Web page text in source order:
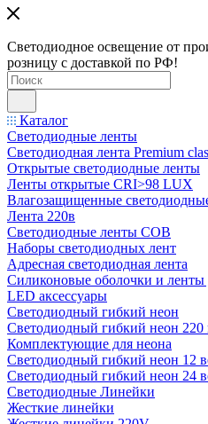
Светодиодное освещение от
розницу с доставкой по РФ!
Каталог
Светодиодные ленты
Светодиодная лента Premium
Открытые светодиодные ленты
Ленты открытые CRI>98 LUX
Влагозащищенные
Лента 220в
Светодиодные ленты COB
Наборы светодиодных лент
Адресная светодиодная лента
Силиконовые оболочки и ленты
LED аксессуары
Светодиодный гибкий неон
Светодиодный гибкий неон 220
Комплектующие для неона
Светодиодный гибкий неон 12
Светодиодный гибкий неон 24
Светодиодные Линейки
Жесткие линейки